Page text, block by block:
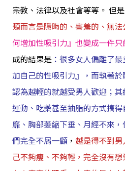
宗教、法律以及社會等等。 但
類而言是隱晦的、害羞的、無法
何增加性吸引力』也變成一件
成的結果是 ：很多女人偏離了
加自己的性吸引力』，而執著
認為越輕的就越受男人歡迎；其
運動、吃藥甚至抽脂的方式搞
靡、胸部萎縮下垂、月經不來
們完全不屑一顧 ， 越是得不到
己不夠瘦、不夠輕，完全沒有